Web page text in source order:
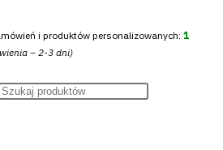
i produktów personalizowanych: 1
– 2-3 dni)